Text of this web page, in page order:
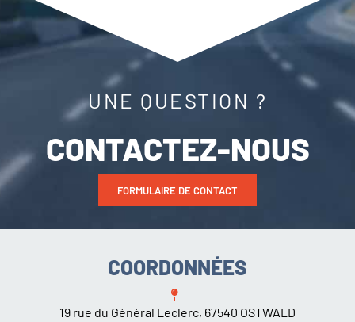
UNE QUESTION ?
CONTACTEZ-NOUS
FORMULAIRE DE CONTACT
COORDONNÉES
19 rue du Général Leclerc, 67540 OSTWALD